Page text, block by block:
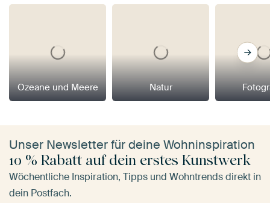
Ozeane und Meere Natur
Unser Newsletter für deine Wohninspiration
10 % Rabatt auf dein erstes Kunstwerk
Wöchentliche Inspiration, Tipps und Wohntrends direkt in
dein Postfach.